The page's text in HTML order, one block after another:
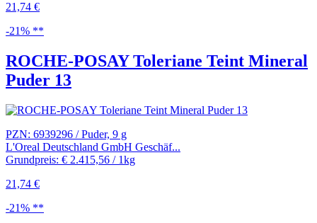
21,74 €
-21% **
ROCHE-POSAY Toleriane Teint Mineral
Puder 13
PZN: 6939296 / Puder, 9 g
L'Oreal Deutschland GmbH Geschäf...
Grundpreis: € 2.415,56 / 1kg
21,74 €
-21% **